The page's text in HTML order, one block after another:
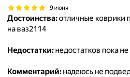
9 июня
Достоинства:отличные коврики
на ваз2114
Недостатки: недостатков пока
Комментарий: надеюсь не